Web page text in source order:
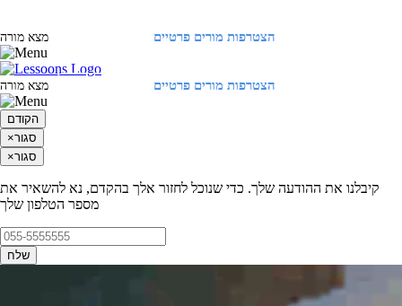
הצטרפות מורים פרטיים מצא מורה
הצטרפות מורים פרטיים מצא מורה
הקודם
×סגור
×סגור
קיבלנו את ההודעה שלך. כדי שנוכל לחזור אלך בהקדם, נא להשאיר את
מספר הטלפון שלך
שלח